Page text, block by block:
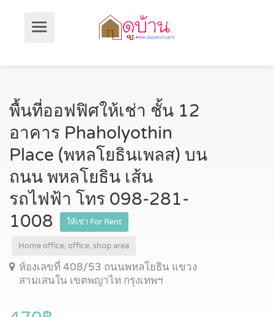
พื้นที่ออฟฟิศให้เช่า ชั้น 12
อาคาร Phaholyothin
Place (พหลโยธินเพลส) บน
ถนน พหลโยธิน เส้น
รถไฟฟ้า โทร 098-281-
1008
ให้เช่า For Rent
Home office, office, shop area
ห้องเลขที่ 408/53 ถนนพหลโยธิน แขวง
สามเสนใน เขตพญาไท กรุงเทพฯ